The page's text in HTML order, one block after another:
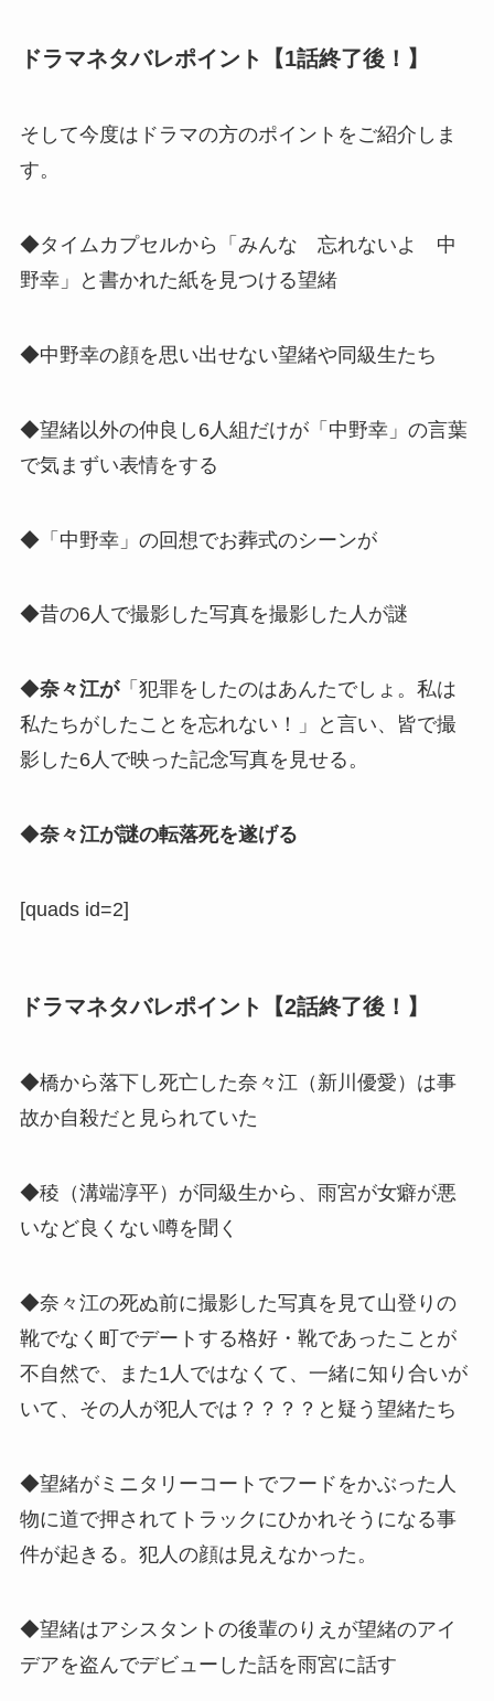
ドラマネタバレポイント【1話終了後！】
そして今度はドラマの方のポイントをご紹介しま
す。
◆タイムカプセルから「みんな 忘れないよ 中
野幸」と書かれた紙を見つける望緒
◆中野幸の顔を思い出せない望緒や同級生たち
◆望緒以外の仲良し6人組だけが「中野幸」の言葉
で気まずい表情をする
◆「中野幸」の回想でお葬式のシーンが
◆昔の6人で撮影した写真を撮影した人が謎
◆奈々江が「犯罪をしたのはあんたでしょ。私は
私たちがしたことを忘れない！」と言い、皆で撮
影した6人で映った記念写真を見せる。
◆奈々江が謎の転落死を遂げる
[quads id=2]
ドラマネタバレポイント【2話終了後！】
◆橋から落下し死亡した奈々江（新川優愛）は事
故か自殺だと見られていた
◆稜（溝端淳平）が同級生から、雨宮が女癖が悪
いなど良くない噂を聞く
◆奈々江の死ぬ前に撮影した写真を見て山登りの
靴でなく町でデートする格好・靴であったことが
不自然で、また1人ではなくて、一緒に知り合いが
いて、その人が犯人では？？？？と疑う望緒たち
◆望緒がミニタリーコートでフードをかぶった人
物に道で押されてトラックにひかれそうになる事
件が起きる。犯人の顔は見えなかった。
◆望緒はアシスタントの後輩のりえが望緒のアイ
デアを盗んでデビューした話を雨宮に話す